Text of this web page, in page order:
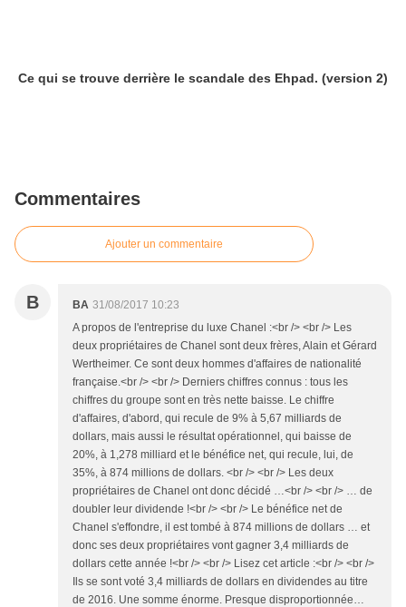
Ce qui se trouve derrière le scandale des Ehpad. (version 2)
Commentaires
Ajouter un commentaire
B BA 31/08/2017 10:23
A propos de l'entreprise du luxe Chanel :<br /> <br /> Les
deux propriétaires de Chanel sont deux frères, Alain et Gérard
Wertheimer. Ce sont deux hommes d'affaires de nationalité
française.<br /> <br /> Derniers chiffres connus : tous les
chiffres du groupe sont en très nette baisse. Le chiffre
d'affaires, d'abord, qui recule de 9% à 5,67 milliards de
dollars, mais aussi le résultat opérationnel, qui baisse de
20%, à 1,278 milliard et le bénéfice net, qui recule, lui, de
35%, à 874 millions de dollars. <br /> <br /> Les deux
propriétaires de Chanel ont donc décidé …<br /> <br /> … de
doubler leur dividende !<br /> <br /> Le bénéfice net de
Chanel s'effondre, il est tombé à 874 millions de dollars … et
donc ses deux propriétaires vont gagner 3,4 milliards de
dollars cette année !<br /> <br /> Lisez cet article :<br /> <br />
Ils se sont voté 3,4 milliards de dollars en dividendes au titre
de 2016. Une somme énorme. Presque disproportionnée…